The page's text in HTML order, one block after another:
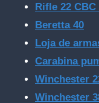
Rifle 22
Beretta 40
Loja de
Carabina
Winchester
Winchester